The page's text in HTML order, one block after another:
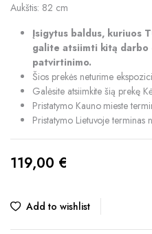
Aukštis: 82 cm
Įsigytus baldus, kuriuos
galite atsiimti kitą darbo
patvirtinimo.
Šios prekės neturime
Galėsite atsiimkite šią prekę
Pristatymo Kauno mieste
Pristatymo Lietuvoje terminas
119,00 €
Add to wishlist